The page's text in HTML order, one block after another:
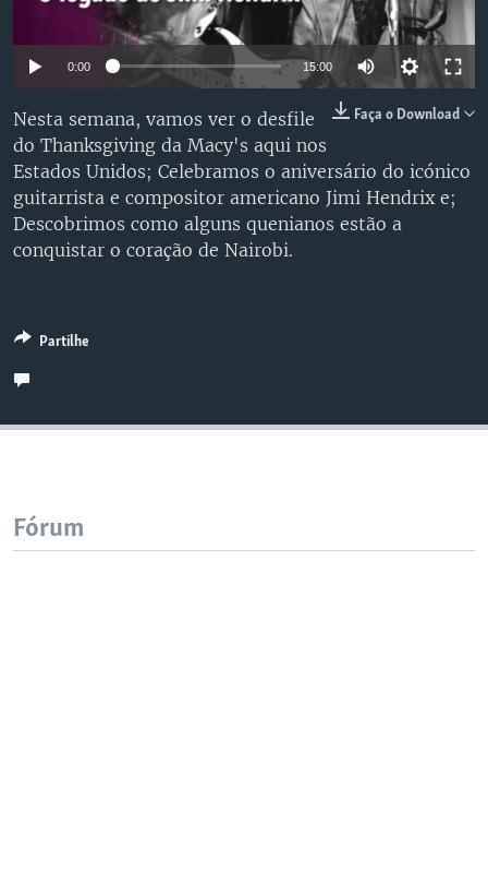
0:00 15:00
Faça o Download
Nesta semana, vamos ver o desfile
do Thanksgiving da Macy's aqui nos
Estados Unidos; Celebramos o aniversário do icónico
guitarrista e compositor americano Jimi Hendrix e;
Descobrimos como alguns quenianos estão a
conquistar o coração de Nairobi.
Partilhe
Fórum